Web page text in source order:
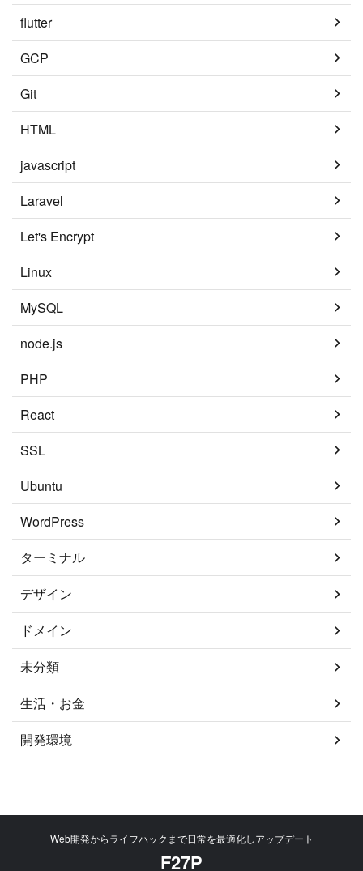
flutter
GCP
Git
HTML
javascript
Laravel
Let's Encrypt
Linux
MySQL
node.js
PHP
React
SSL
Ubuntu
WordPress
ターミナル
デザイン
ドメイン
未分類
生活・お金
開発環境
Web開発からライフハックまで日常を最適化しアップデート
F27P